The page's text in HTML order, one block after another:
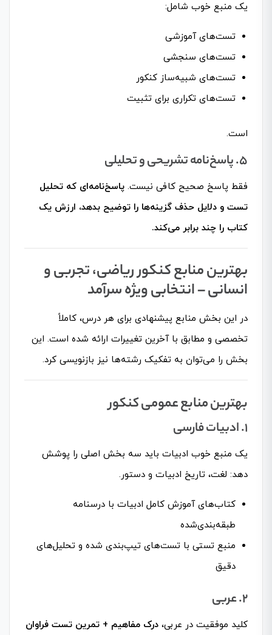
یک منبع خوب شامل:
تست‌های آموزشی
تست‌های سنجشی
تست‌های شبیه‌ساز کنکور
تست‌های تکراری برای تثبیت
است.
۵. پاسخ‌نامه تشریحی و تحلیلی
فقط پاسخ صحیح کافی نیست. پاسخ‌نامه‌ای که تحلیل
تست و دلایل حذف گزینه‌ها را توضیح بدهد، ارزش یک
کتاب را چند برابر می‌کند.
بهترین منابع کنکور ریاضی، تجربی و
انسانی – انتخابی ویژه سرآمد
در این بخش منابع پیشنهادی برای هر درس، کاملاً
تخصصی و مطابق با آخرین تغییرات ارائه شده است. این
بخش را می‌توان به تفکیک رشته‌ها نیز بازنویسی کرد.
بهترین منابع عمومی کنکور
۱. ادبیات فارسی
یک منبع خوب ادبیات باید سه بخش اصلی را پوشش
دهد: لغت، تاریخ ادبیات و دستور.
کتاب‌های آموزش کامل ادبیات با درسنامه
طبقه‌بندی‌شده
منبع تستی با تست‌های تیپ‌بندی شده و تحلیل‌های
دقیق
۲. عربی
کلید موفقیت در عربی، درک مفاهیم + تمرین تست فراوان